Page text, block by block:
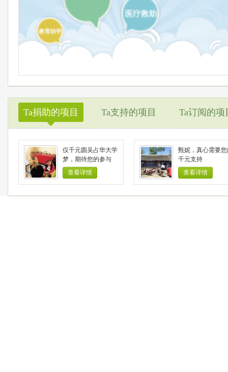
医疗救助
教育助学
Ta捐助的项目
◆
Ta支持的项目 Ta订阅的项
仅千元圆吴占华大学
梦，期待您的参与
查看详情
甄妮，真心需要
千元支持
查看详情